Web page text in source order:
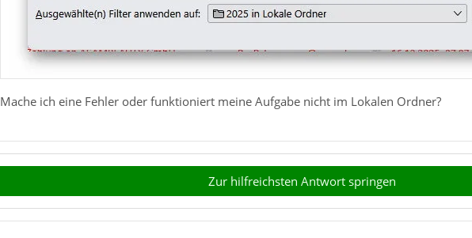
Mache ich eine Fehler oder funktioniert meine Aufgabe nicht im Lokalen Ordner?
Zur hilfreichsten Antwort springen